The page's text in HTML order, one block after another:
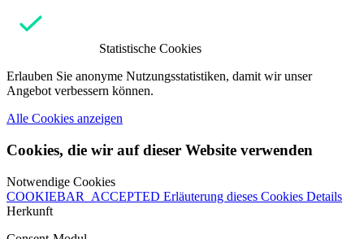
Statistische Cookies
Erlauben Sie anonyme Nutzungsstatistiken, damit wir unser
Angebot verbessern können.
Alle Cookies anzeigen
Cookies, die wir auf dieser Website verwenden
Notwendige Cookies
COOKIEBAR_ACCEPTED Erläuterung dieses Cookies Details
Herkunft